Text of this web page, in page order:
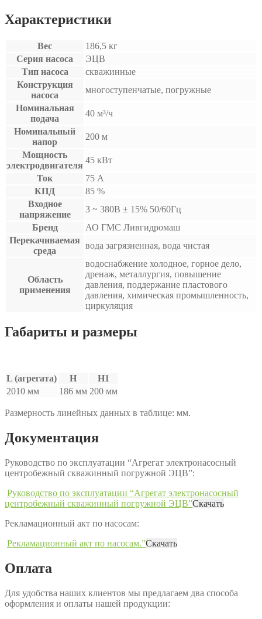
Характеристики
Вес
186,5 кг
Серия насоса
ЭЦВ
Тип насоса
скважинные
Конструкция
насоса
многоступенчатые, погружные
Номинальная
подача
40 м³/ч
Номинальный
напор
200 м
Мощность
электродвигателя
45 кВт
Ток
75 А
КПД
85 %
Входное
напряжение
3 ~ 380B ± 15% 50/60Гц
Бренд
АО ГМС Ливгидромаш
Перекачиваемая
среда
вода загрязненная, вода чистая
Область
применения
водоснабжение холодное, горное дело,
дренаж, металлургия, повышение
давления, поддержание пластового
давления, химическая промышленность,
циркуляция
Габариты и размеры
L (агрегата) H
H1
2010 мм
186 мм 200 мм
Размерность линейных данных в таблице: мм.
Документация
Руководство по эксплуатации “Агрегат электронасосный
центробежный скважинный погружной ЭЦВ”:
Руководство по эксплуатации “Агрегат электронасосный
центробежный скважинный погружной ЭЦВ”Скачать
Рекламационный акт по насосам:
Рекламационный акт по насосам.”Скачать
Оплата
Для удобства наших клиентов мы предлагаем два способа
оформления и оплаты нашей продукции: